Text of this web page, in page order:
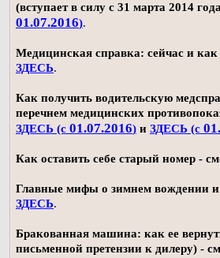
(вступает в силу с 31 марта 2014
01.07.2016).
Медицинская справка: сейчас и как
ЗДЕСЬ.
Как получить водительскую
перечнем медицинских
ЗДЕСЬ (с 01.07.2016) и ЗДЕСЬ (с
Как оставить себе старый номер -
Главные мифы о зимнем вождении и
ЗДЕСЬ.
Бракованная машина: как ее
письменной претензии к дилеру) -